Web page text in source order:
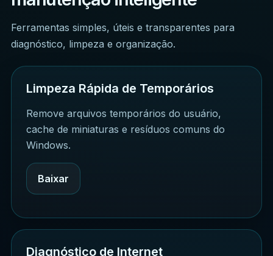
Ferramentas simples, úteis e transparentes para
diagnóstico, limpeza e organização.
Limpeza Rápida de Temporários
Remove arquivos temporários do usuário,
cache de miniaturas e resíduos comuns do
Windows.
Baixar
Diagnóstico de Internet